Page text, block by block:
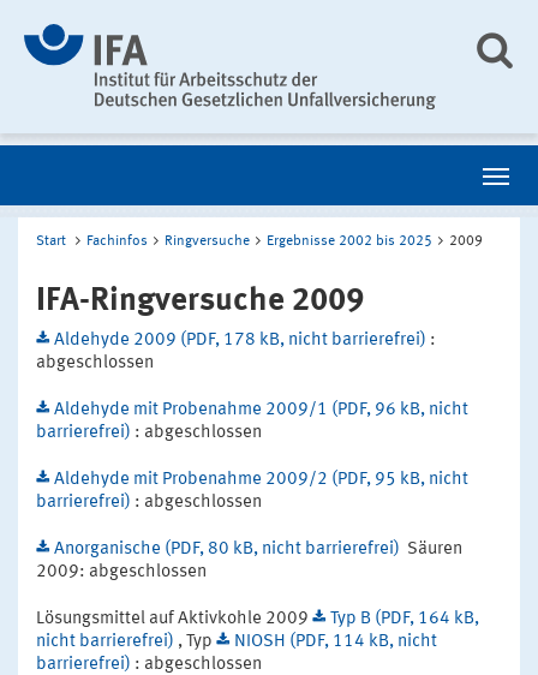
Start Fachinfos Ringversuche Ergebnisse 2002 bis 2025 2009
IFA-Ringversuche 2009
Aldehyde 2009 (PDF, 178 kB, nicht barrierefrei) :
abgeschlossen
Aldehyde mit Probenahme 2009/1 (PDF, 96 kB, nicht
barrierefrei) : abgeschlossen
Aldehyde mit Probenahme 2009/2 (PDF, 95 kB, nicht
barrierefrei) : abgeschlossen
Anorganische (PDF, 80 kB, nicht barrierefrei) Säuren
2009: abgeschlossen
Lösungsmittel auf Aktivkohle 2009
Typ B (PDF, 164 kB,
nicht barrierefrei) , Typ
NIOSH (PDF, 114 kB, nicht
barrierefrei) : abgeschlossen